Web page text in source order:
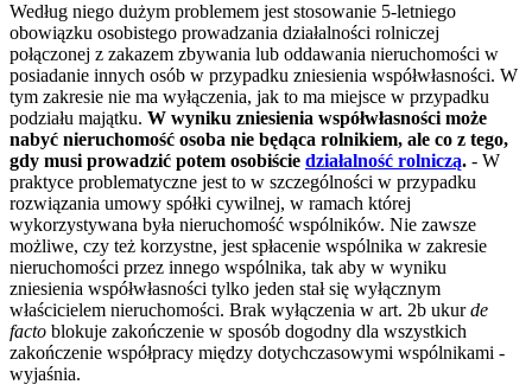
Według niego dużym problemem jest stosowanie 5-letniego
obowiązku osobistego prowadzania działalności rolniczej
połączonej z zakazem zbywania lub oddawania nieruchomości w
posiadanie innych osób w przypadku zniesienia współwłasności. W
tym zakresie nie ma wyłączenia, jak to ma miejsce w przypadku
podziału majątku. W wyniku zniesienia współwłasności może
nabyć nieruchomość osoba nie będąca rolnikiem, ale co z tego,
gdy musi prowadzić potem osobiście działalność rolniczą. - W
praktyce problematyczne jest to w szczególności w przypadku
rozwiązania umowy spółki cywilnej, w ramach której
wykorzystywana była nieruchomość wspólników. Nie zawsze
możliwe, czy też korzystne, jest spłacenie wspólnika w zakresie
nieruchomości przez innego wspólnika, tak aby w wyniku
zniesienia współwłasności tylko jeden stał się wyłącznym
właścicielem nieruchomości. Brak wyłączenia w art. 2b ukurde
facto blokuje zakończenie w sposób dogodny dla wszystkich
zakończenie współpracy między dotychczasowymi wspólnikami -
wyjaśnia.